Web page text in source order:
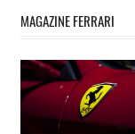
MAGAZINE FERRARI